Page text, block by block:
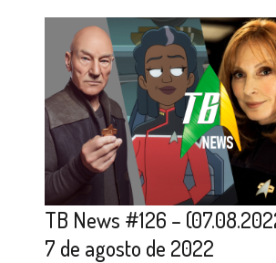
TB News #126 –
7 de agosto de 2022